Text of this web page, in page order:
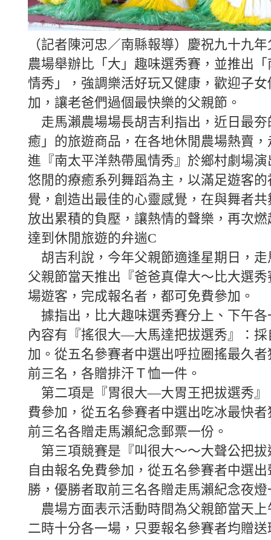
（記者陳河忠／南縣報導）慶祝九十九
農場舉辦比「大」趣味選秀賽，並推出
情秀」，強調樂活好玩又健康，歡迎子
加，讓老爸們過個最快樂的父親節。
走馬瀨農場場長胡吉利指出，近日最夯
癒」的旅遊商品，在各地休閒農場熱賣
進『南太平洋熱帶風情秀』於鄉村劇場
悠閒的療癒系列舞蹈為主，以滿足遊客
覺，創造出最佳的心靈感覺，在與舞者
放出累積的負壓，讓熱情的聲樂，再次
達到休閒旅遊的弁遄C
胡吉利說，今年父親節適逢星期日，走
父親節當天推出『爸爸真偉大～比大選
場遊客，完成報名者，都可免費參加。
據指出，比大趣味選秀賽分上、下午各
內容有『搖很大—大馬達把拔選秀』：採
加。從五名參賽者中選出呼拉圈搖最久
前三名，各贈排汗Ｔ恤一件。
第二項是『胃很大—大胃王把拔選秀』
費參加，從五名參賽者中選出吃冰最快
前三名各贈走馬瀨紀念郵票一份。
第三項競賽是『叫很大～～大聲公把拔
自由報名免費參加，從五名參賽者中選
勝，優勝者取前三名各贈走馬瀨紀念夜燈
農場方面表示活動時間為父親節當天上
二時十分各一場，只要報名參賽者均贈